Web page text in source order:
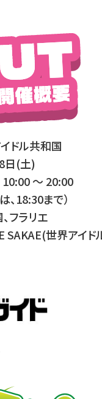
ドル共和国
日(土)
10:00 〜 20:00
18:30まで）
フラリエ
世界アイド